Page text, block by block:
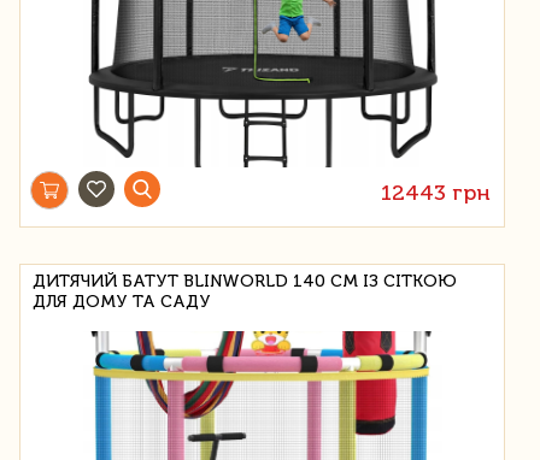
12443 грн
ДИТЯЧИЙ БАТУТ BLINWORLD 140 СМ ІЗ СІТКОЮ
ДЛЯ ДОМУ ТА САДУ